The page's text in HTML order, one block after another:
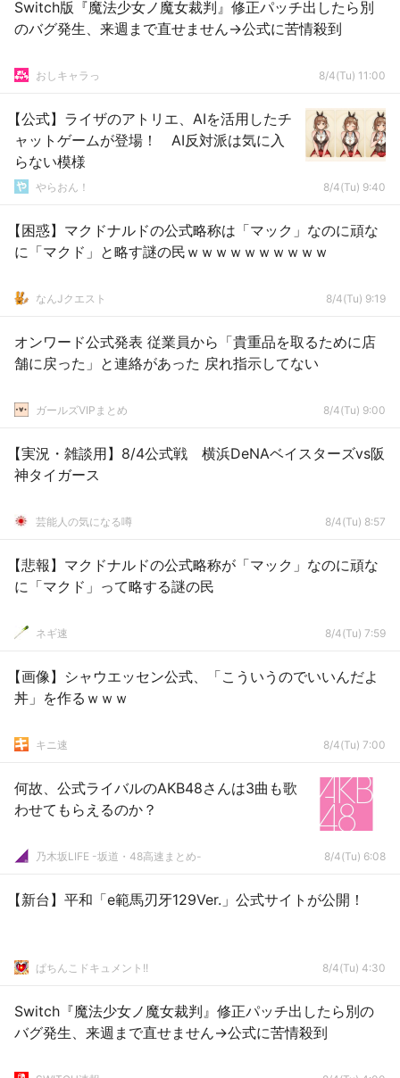
Switch版『魔法少女ノ魔女裁判』修正パッチ出したら別
のバグ発生、来週まで直せません→公式に苦情殺到
おしキャラっ 8/4(Tu) 11:00
【公式】ライザのアトリエ、AIを活用したチ
ャットゲームが登場！ AI反対派は気に入
らない模様
やらおん！ 8/4(Tu) 9:40
【困惑】マクドナルドの公式略称は「マック」なのに頑な
に「マクド」と略す謎の民ｗｗｗｗｗｗｗｗｗｗ
なんJクエスト 8/4(Tu) 9:19
オンワード公式発表 従業員から「貴重品を取るために店
舗に戻った」と連絡があった 戻れ指示してない
ガールズVIPまとめ 8/4(Tu) 9:00
【実況・雑談用】8/4公式戦 横浜DeNAベイスターズvs阪
神タイガース
芸能人の気になる噂 8/4(Tu) 8:57
【悲報】マクドナルドの公式略称が「マック」なのに頑な
に「マクド」って略する謎の民
ネギ速 8/4(Tu) 7:59
【画像】シャウエッセン公式、「こういうのでいいんだよ
丼」を作るｗｗｗ
キニ速 8/4(Tu) 7:00
何故、公式ライバルのAKB48さんは3曲も歌
わせてもらえるのか？
乃木坂LIFE -坂道・48高速まとめ- 8/4(Tu) 6:08
【新台】平和「e範馬刃牙129Ver.」公式サイトが公開！
ぱちんこドキュメント!! 8/4(Tu) 4:30
Switch『魔法少女ノ魔女裁判』修正パッチ出したら別の
バグ発生、来週まで直せません→公式に苦情殺到